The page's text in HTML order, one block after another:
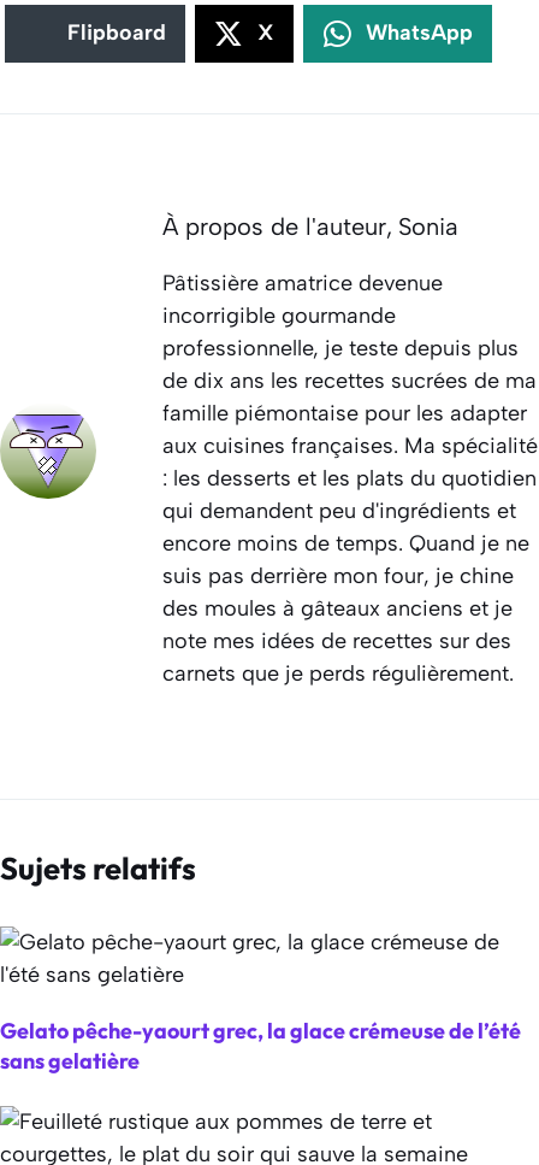
Flipboard X WhatsApp
À propos de l'auteur, Sonia
Pâtissière amatrice devenue
incorrigible gourmande
professionnelle, je teste depuis plus
de dix ans les recettes sucrées de ma
famille piémontaise pour les adapter
aux cuisines françaises. Ma spécialité
: les desserts et les plats du quotidien
qui demandent peu d'ingrédients et
encore moins de temps. Quand je ne
suis pas derrière mon four, je chine
des moules à gâteaux anciens et je
note mes idées de recettes sur des
carnets que je perds régulièrement.
Sujets relatifs
Gelato pêche-yaourt grec, la glace crémeuse de l’été
sans gelatière